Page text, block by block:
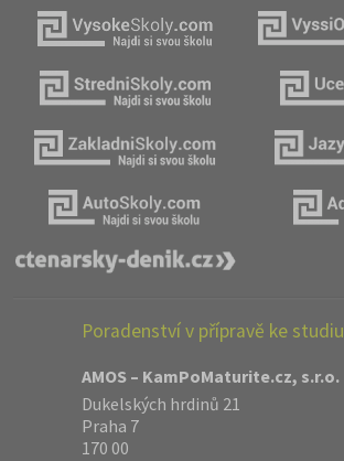
Poradenství v přípravě ke studiu
AMOS – KamPoMaturite.cz, s.r.o.
Dukelských hrdinů 21
Praha 7
170 00